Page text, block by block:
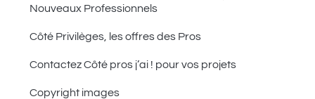
Nouveaux Professionnels
Côté Privilèges, les offres des Pros
Contactez Côté pros j’ai ! pour vos projets
Copyright images